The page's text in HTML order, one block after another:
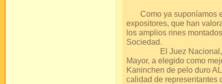
Como ya suponíamos
expositores, que han
los amplios rines
El Juez Nacional,
Mayor, a elegido como
Kaninchen de pelo duro
calidad de